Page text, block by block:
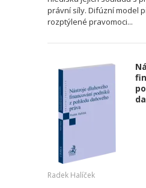
právní síly. Difúzní model
rozptýlené pravomoci...
Radek Halíček